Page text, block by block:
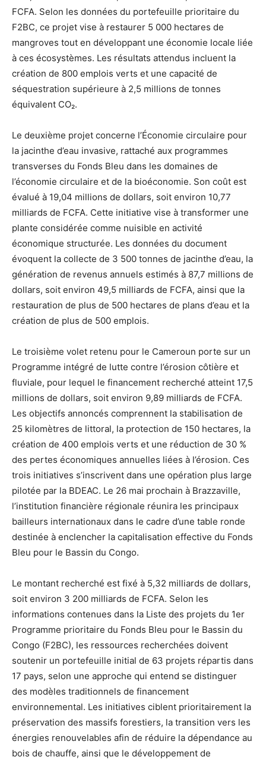
FCFA. Selon les données du portefeuille prioritaire du
F2BC, ce projet vise à restaurer 5 000 hectares de
mangroves tout en développant une économie locale liée
à ces écosystèmes. Les résultats attendus incluent la
création de 800 emplois verts et une capacité de
séquestration supérieure à 2,5 millions de tonnes
équivalent CO₂.
Le deuxième projet concerne l’Économie circulaire pour
la jacinthe d’eau invasive, rattaché aux programmes
transverses du Fonds Bleu dans les domaines de
l’économie circulaire et de la bioéconomie. Son coût est
évalué à 19,04 millions de dollars, soit environ 10,77
milliards de FCFA. Cette initiative vise à transformer une
plante considérée comme nuisible en activité
économique structurée. Les données du document
évoquent la collecte de 3 500 tonnes de jacinthe d’eau, la
génération de revenus annuels estimés à 87,7 millions de
dollars, soit environ 49,5 milliards de FCFA, ainsi que la
restauration de plus de 500 hectares de plans d’eau et la
création de plus de 500 emplois.
Le troisième volet retenu pour le Cameroun porte sur un
Programme intégré de lutte contre l’érosion côtière et
fluviale, pour lequel le financement recherché atteint 17,5
millions de dollars, soit environ 9,89 milliards de FCFA.
Les objectifs annoncés comprennent la stabilisation de
25 kilomètres de littoral, la protection de 150 hectares, la
création de 400 emplois verts et une réduction de 30 %
des pertes économiques annuelles liées à l’érosion. Ces
trois initiatives s’inscrivent dans une opération plus large
pilotée par la BDEAC. Le 26 mai prochain à Brazzaville,
l’institution financière régionale réunira les principaux
bailleurs internationaux dans le cadre d’une table ronde
destinée à enclencher la capitalisation effective du Fonds
Bleu pour le Bassin du Congo.
Le montant recherché est fixé à 5,32 milliards de dollars,
soit environ 3 200 milliards de FCFA. Selon les
informations contenues dans la Liste des projets du 1er
Programme prioritaire du Fonds Bleu pour le Bassin du
Congo (F2BC), les ressources recherchées doivent
soutenir un portefeuille initial de 63 projets répartis dans
17 pays, selon une approche qui entend se distinguer
des modèles traditionnels de financement
environnemental. Les initiatives ciblent prioritairement la
préservation des massifs forestiers, la transition vers les
énergies renouvelables afin de réduire la dépendance au
bois de chauffe, ainsi que le développement de